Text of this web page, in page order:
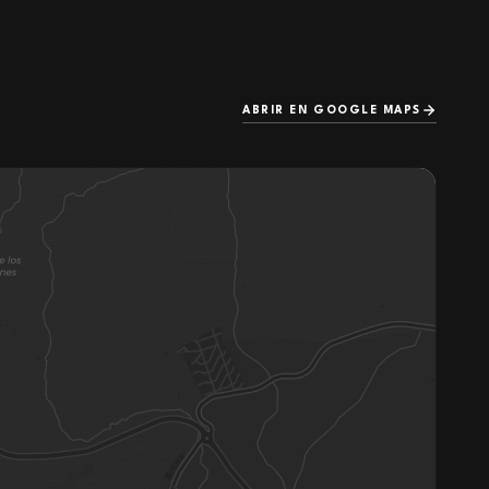
ABRIR EN GOOGLE MAPS